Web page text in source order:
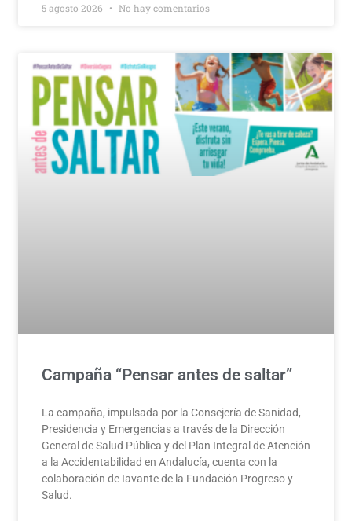
5 agosto 2026 No hay comentarios
Campaña “Pensar antes de saltar”
La campaña, impulsada por la Consejería de Sanidad,
Presidencia y Emergencias a través de la Dirección
General de Salud Pública y del Plan Integral de Atención
a la Accidentabilidad en Andalucía, cuenta con la
colaboración de Iavante de la Fundación Progreso y
Salud.